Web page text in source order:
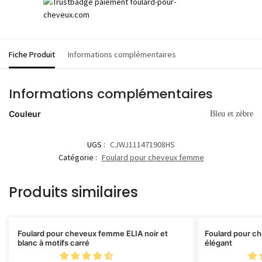
Fiche Produit Informations complémentaires
Informations complémentaires
Couleur Bleu et zèbre
UGS : CJWJ111471908HS
Catégorie : Foulard pour cheveux femme
Produits similaires
Foulard pour cheveux femme ELIA noir et
blanc à motifs carré
Foulard pour
élégant